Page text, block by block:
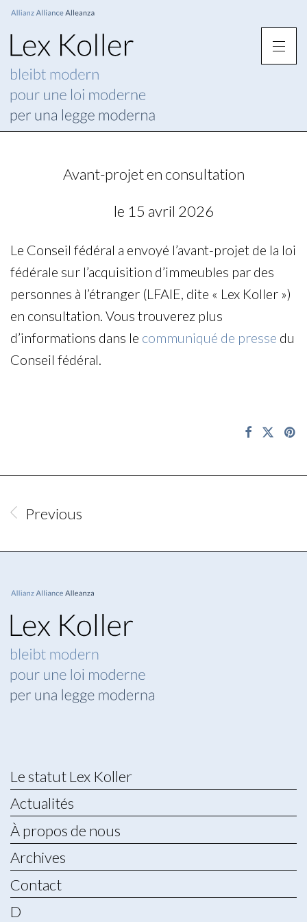
Avant-projet en consultation
le 15 avril 2026
Le Conseil fédéral a envoyé l’avant-projet de la loi
fédérale sur l’acquisition d’immeubles par des
personnes à l’étranger (LFAIE, dite « Lex Koller »)
en consultation. Vous trouverez plus
d’informations dans le communiqué de presse du
Conseil fédéral.
Previous
Le statut Lex Koller
Actualités
À propos de nous
Archives
Contact
D